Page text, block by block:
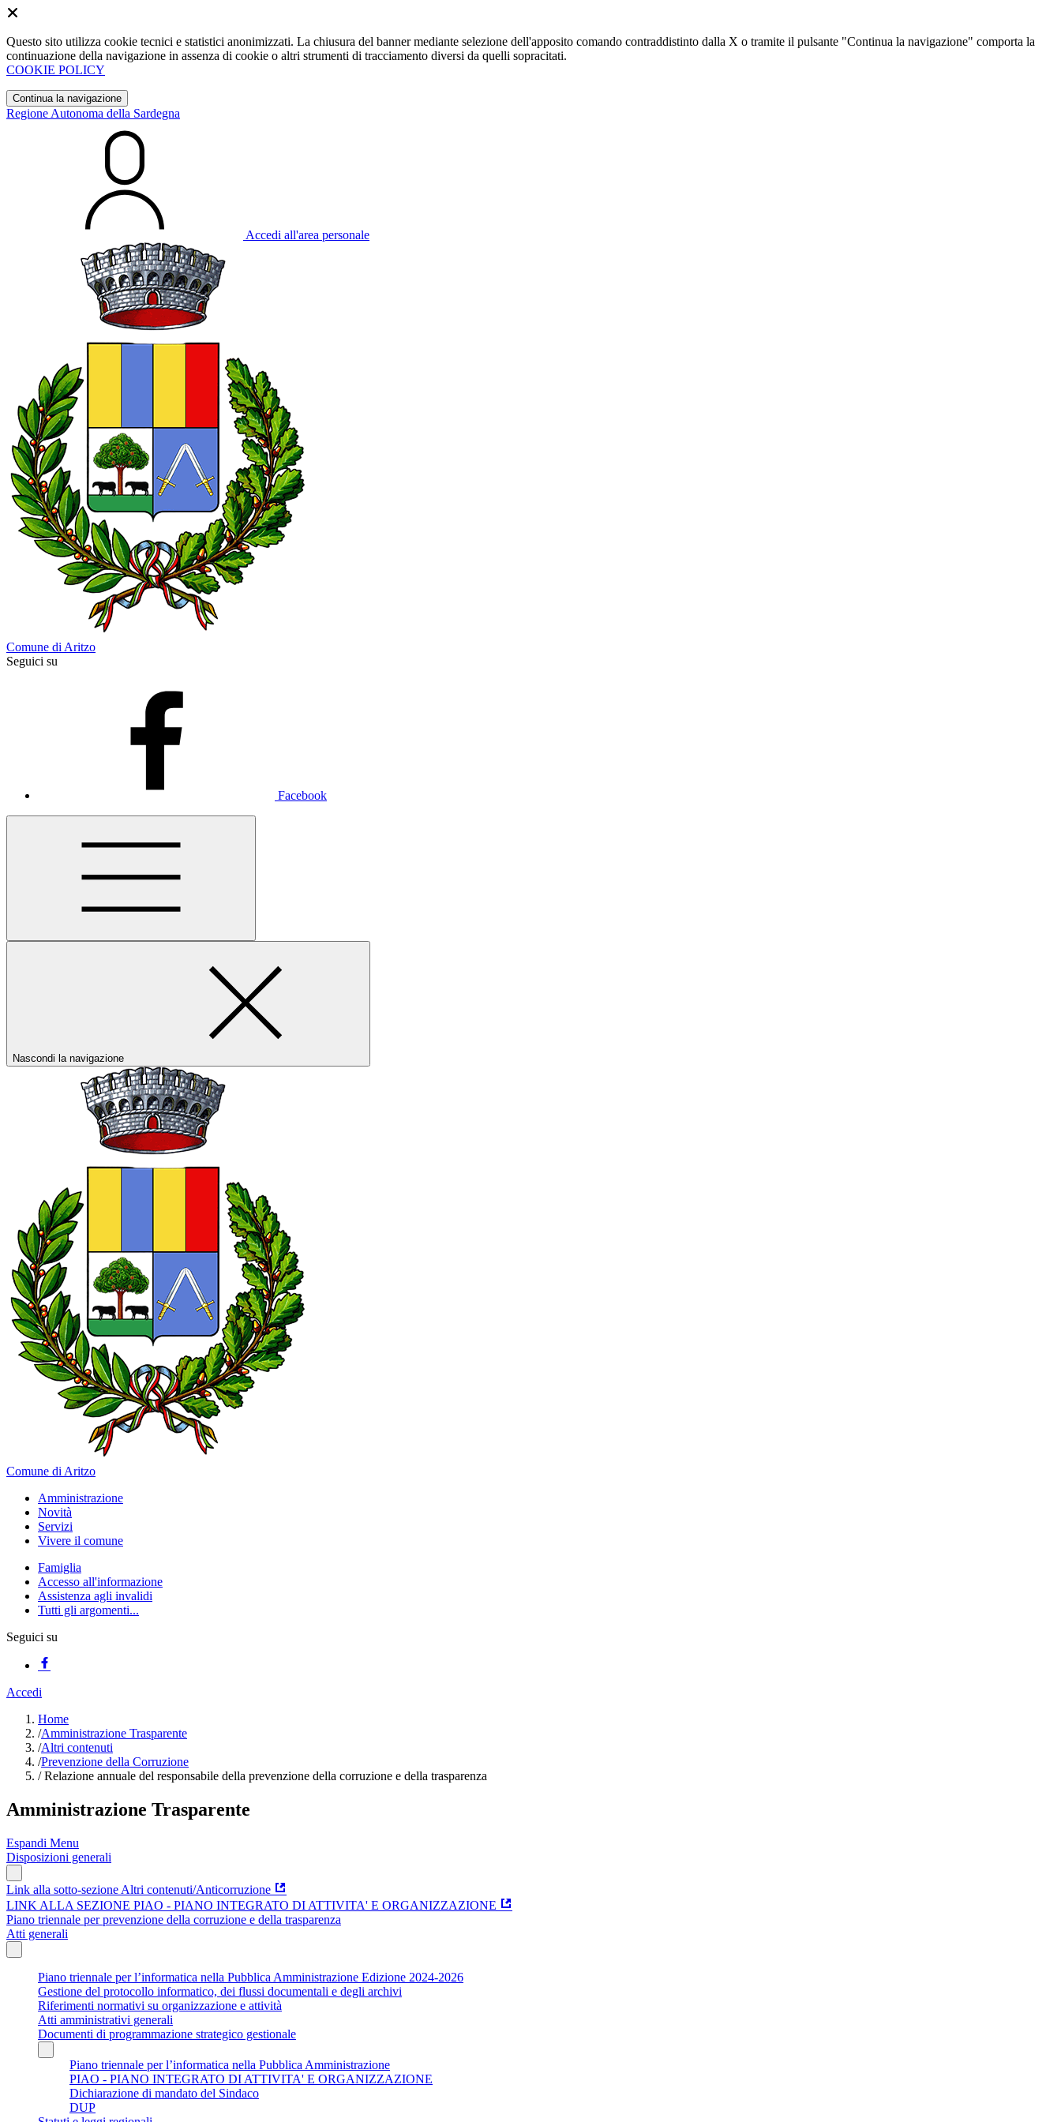
Questo sito utilizza cookie tecnici e statistici anonimizzati. La chiusura del banner mediante selezione dell'apposito comando contraddistinto dalla X o tramite il pulsante "Continua la navigazione" comporta la
continuazione della navigazione in assenza di cookie o altri strumenti di tracciamento diversi da quelli sopracitati.
COOKIE POLICY
Continua la navigazione
Regione Autonoma della Sardegna
Accedi all'area personale
Comune di Aritzo
Seguici su
Facebook
Nascondi la navigazione
Comune di Aritzo
Amministrazione
Novità
Servizi
Vivere il comune
Famiglia
Accesso all'informazione
Assistenza agli invalidi
Tutti gli argomenti...
Seguici su
Accedi
Home
/Amministrazione Trasparente
/Altri contenuti
/Prevenzione della Corruzione
/Relazione annuale del responsabile della prevenzione della corruzione e della trasparenza
Amministrazione Trasparente
Espandi Menu
Disposizioni generali
Link alla sotto-sezione Altri contenuti/Anticorruzione
LINK ALLA SEZIONE PIAO - PIANO INTEGRATO DI ATTIVITA' E ORGANIZZAZIONE
Piano triennale per prevenzione della corruzione e della trasparenza
Atti generali
Piano triennale per l’informatica nella Pubblica Amministrazione Edizione 2024-2026
Gestione del protocollo informatico, dei flussi documentali e degli archivi
Riferimenti normativi su organizzazione e attività
Atti amministrativi generali
Documenti di programmazione strategico gestionale
Piano triennale per l’informatica nella Pubblica Amministrazione
PIAO - PIANO INTEGRATO DI ATTIVITA' E ORGANIZZAZIONE
Dichiarazione di mandato del Sindaco
DUP